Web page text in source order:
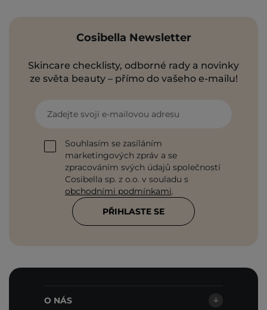
Cosibella Newsletter
Skincare checklisty, odborné rady a novinky
ze světa beauty – přímo do vašeho e-mailu!
Zadejte svoji e-mailovou adresu
Souhlasím se zasíláním
marketingových zpráv a se
zpracováním svých údajů společností
Cosibella sp. z o.o. v souladu s
obchodními podmínkami.
PŘIHLASTE SE
O NÁS